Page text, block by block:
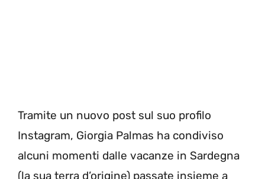
Tramite un nuovo post sul suo profilo
Instagram, Giorgia Palmas ha condiviso
alcuni momenti dalle vacanze in Sardegna
(la sua terra d’origine) passate insieme a